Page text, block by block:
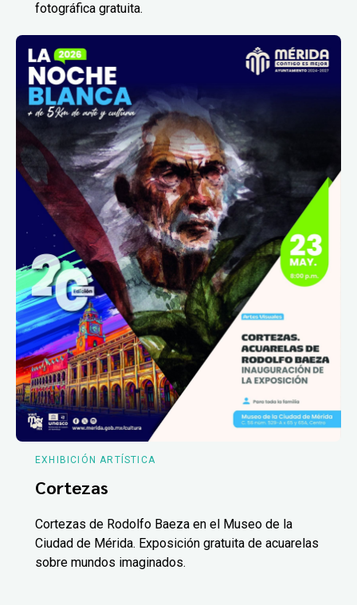
fotográfica gratuita.
EXHIBICIÓN ARTÍSTICA
Cortezas
Cortezas de Rodolfo Baeza en el Museo de la
Ciudad de Mérida. Exposición gratuita de acuarelas
sobre mundos imaginados.